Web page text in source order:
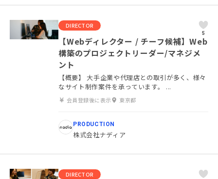
DIRECTOR
5
【Webディレクター / チーフ候補】Web
構築のプロジェクトリーダー/マネジメ
ント
【概要】 大手企業や代理店との取引が多く、様々
なサイト制作案件を承っています。 ...
会員登録後に表示 東京都
PRODUCTION
株式会社ナディア
DIRECTOR